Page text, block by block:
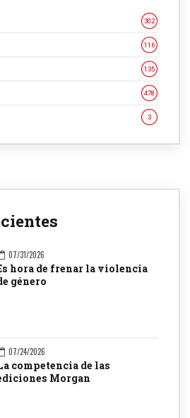
302
116
135
478
3
07/31/2026
hora de frenar la violencia
género
07/24/2026
competencia de las
Morgan